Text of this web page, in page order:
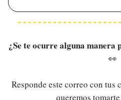
¿Se te ocurre alguna
👀
Responde este correo con tus
queremos